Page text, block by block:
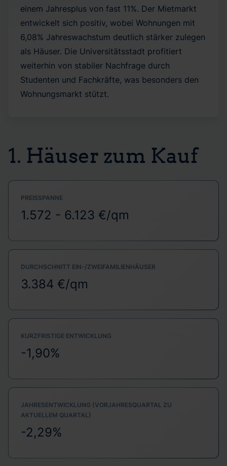
einem Jahresplus von fast 11%. Der Mietmarkt
entwickelt sich positiv, wobei Wohnungen mit
6,08% Jahreswachstum deutlich stärker zulegen
als Häuser. Die Universitätsstadt profitiert
weiterhin von stabiler Nachfrage durch
Studenten und Fachkräfte, was besonders den
Wohnungsmarkt stützt.
1. Häuser zum Kauf
PREISSPANNE
1.572 - 6.123 €/qm
DURCHSCHNITT EIN-/ZWEIFAMILIENHÄUSER
3.384 €/qm
KURZFRISTIGE ENTWICKLUNG
-1,90%
JAHRESENTWICKLUNG (VORJAHRESQUARTAL ZU
AKTUELLEM QUARTAL)
-2,29%